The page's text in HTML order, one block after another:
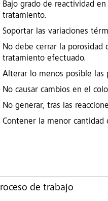
Bajo grado de reactividad
tratamiento.
Soportar las variaciones
No debe cerrar la porosidad
tratamiento efectuado.
Alterar lo menos posible las
No causar cambios en el
No generar, tras las
Contener la menor cantidad
de trabajo